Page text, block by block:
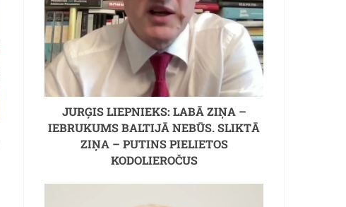
JURĢIS LIEPNIEKS: LABĀ ZIŅA –
IEBRUKUMS BALTIJĀ NEBŪS. SLIKTĀ
ZIŅA – PUTINS PIELIETOS
KODOLIEROČUS